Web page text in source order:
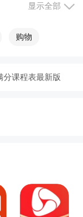
学记忆，非常
你的孩子还在
显示全部
购物
分课程表最新版